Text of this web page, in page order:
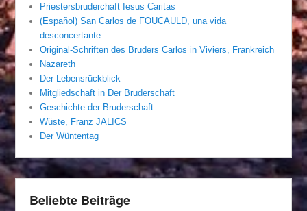
Priestersbruderchaft Iesus Caritas
(Español) San Carlos de FOUCAULD, una vida
desconcertante
Original-Schriften des Bruders Carlos in Viviers, Frankreich
Nazareth
Der Lebensrückblick
Mitgliedschaft in Der Bruderschaft
Geschichte der Bruderschaft
Wüste, Franz JALICS
Der Wüntentag
Beliebte Beiträge